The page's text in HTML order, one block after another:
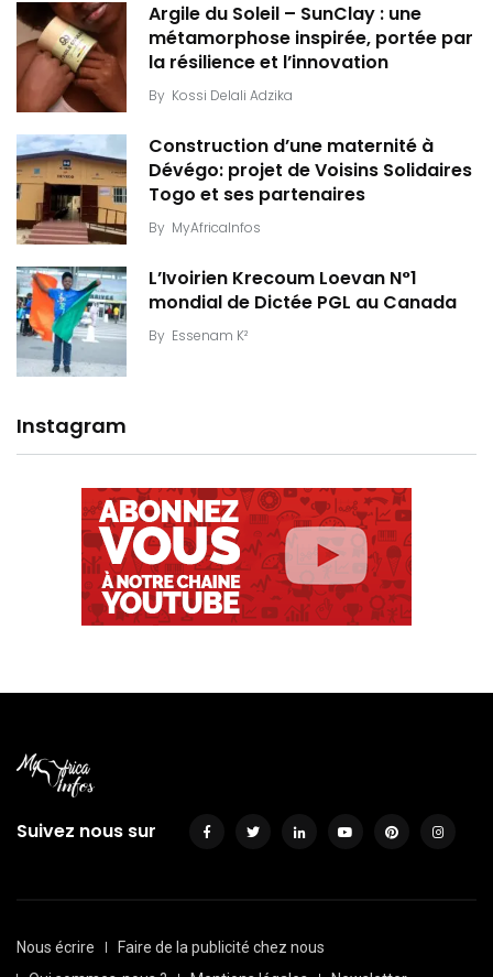
Argile du Soleil – SunClay : une
métamorphose inspirée, portée par
la résilience et l’innovation
By Kossi Delali Adzika
Construction d’une maternité à
Dévégo: projet de Voisins Solidaires
Togo et ses partenaires
By MyAfricaInfos
L’Ivoirien Krecoum Loevan N°1
mondial de Dictée PGL au Canada
By Essenam K²
Instagram
Suivez nous sur
Nous écrire
Faire de la publicité chez nous